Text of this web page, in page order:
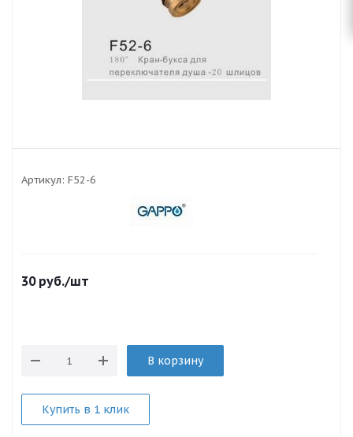
Артикул: F52-6
30руб./шт
В корзину
Купить в 1 клик